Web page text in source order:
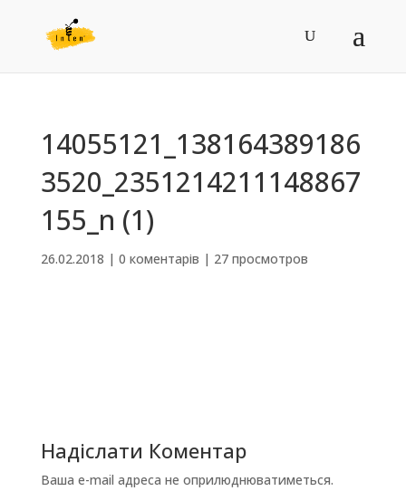
14055121_138164389186
3520_2351214211148867
155_n (1)
26.02.2018 | 0 коментарів | 27 просмотров
Надіслати Коментар
Ваша e-mail адреса не оприлюднюватиметься.